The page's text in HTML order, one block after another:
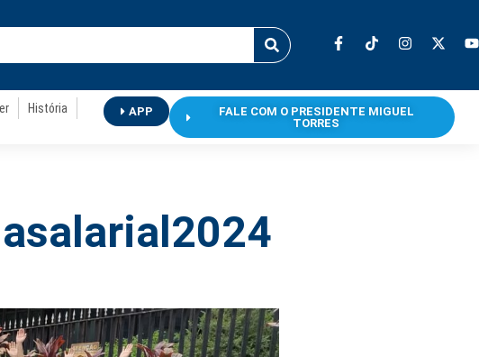
História
APP
FALE COM O PRESIDENTE MIGUEL
TORRES